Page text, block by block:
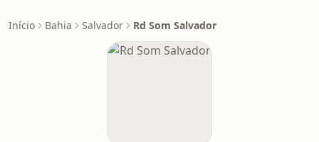
Início Bahia Salvador Rd Som Salvador